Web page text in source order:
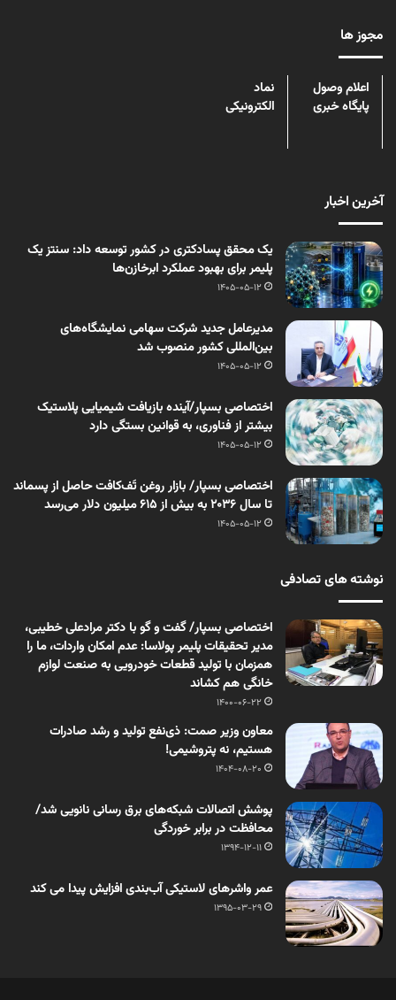
مجوز ها
اعلام وصول
پایگاه خبری
نماد
الکترونیکی
آخرین اخبار
یک محقق پسادکتری در کشور توسعه داد: سنتز یک
پلیمر برای بهبود عملکرد ابرخازن‌ها
1405-05-12
مدیرعامل جدید شرکت سهامی نمایشگاه‌های
بین‌المللی کشور منصوب شد
1405-05-12
اختصاصی بسپار/آینده بازیافت شیمیایی پلاستیک
بیشتر از فناوری، به قوانین بستگی دارد
1405-05-12
اختصاصی بسپار/ بازار روغن تَف‌کافت حاصل از پسماند
تا سال ۲۰۳۶ به بیش از ۶۱۵ میلیون دلار می‌رسد
1405-05-12
نوشته های تصادفی
اختصاصی بسپار/ گفت و گو با دکتر مرادعلی خطیبی،
مدیر تحقیقات پلیمر پولاسا: عدم امکان واردات، ما را
همزمان با تولید قطعات خودرویی به صنعت لوازم
خانگی هم کشاند
1400-06-22
معاون وزیر صمت: ذی‌نفع تولید و رشد صادرات
هستیم، نه پتروشیمی!
1404-08-20
پوشش اتصالات شبکه‌های برق رسانی نانویی شد/
محافظت در برابر خوردگی
1394-12-11
عمر واشرهای لاستیکی آب‌بندی افزایش پیدا می کند
1395-03-29